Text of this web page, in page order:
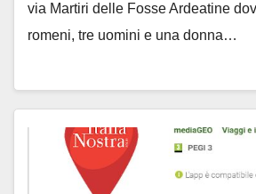
via Martiri delle Fosse Ardeatine
romeni, tre uomini e una donna…